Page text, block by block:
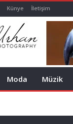
Künye İletişim
Moda Müzik